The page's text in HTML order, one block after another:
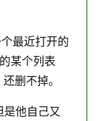
最近打开的
某个列表
删不掉。
他自己又